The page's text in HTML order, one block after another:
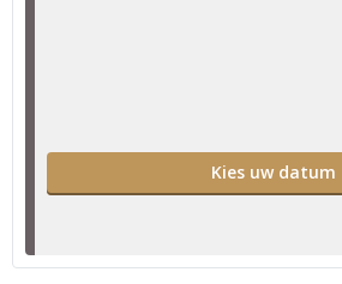
Kies uw datum